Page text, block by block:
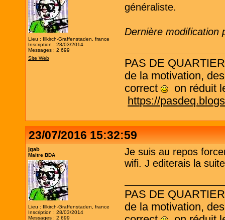
Lieu : Illkirch-Graffenstaden, france
Inscription : 28/03/2014
Messages : 2 699
Site Web
généraliste.
Dernière modification
PAS DE
de la motivation,
correct
on réduit
https://
23/07/2016 15:32:59
jgab
Maitre BDA
Lieu : Illkirch-Graffenstaden, france
Inscription : 28/03/2014
Messages : 2 699
Je suis au repos
wifi. J editerais la
PAS DE
de la motivation,